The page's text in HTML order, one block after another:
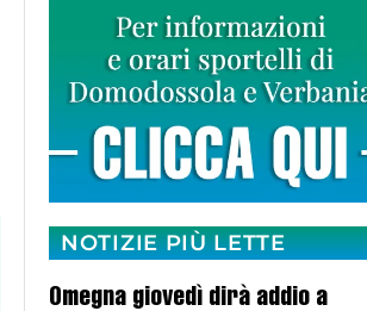
NOTIZIE PIÙ LETTE
Omegna giovedì dirà addio a